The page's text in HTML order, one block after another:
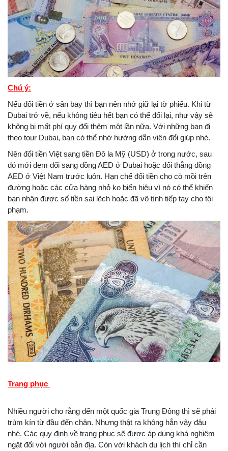
Chú ý:
Nếu đổi tiền ở sân bay thì bạn nên nhớ giữ lại tờ phiếu. Khi từ
Dubai trở về, nếu không tiêu hết bạn có thể đổi lại, như vậy sẽ
không bị mất phí quy đổi thêm một lần nữa. Với những bạn đi
theo tour Dubai, bạn có thể nhờ hướng dẫn viên đổi giúp nhé.
Nên đổi tiền Việt sang tiền Đô la Mỹ (USD) ở trong nước, sau
đó mới đem đổi sang đồng AED ở Dubai hoặc đổi thẳng đồng
AED ở Việt Nam trước luôn. Hạn chế đổi tiền cho cò mồi trên
đường hoặc các cửa hàng nhỏ ko biển hiệu vì nó có thể khiến
bạn nhận được số tiền sai lệch hoặc đã vô tình tiếp tay cho tội
phạm.
Trang phục
Nhiều người cho rằng đến một quốc gia Trung Đông thì sẽ phải
trùm kín từ đầu đến chân. Nhưng thật ra không hẳn vậy đâu
nhé. Các quy định về trang phục sẽ được áp dụng khá nghiêm
ngặt đối với người bản địa. Còn với khách du lịch thì chỉ cần